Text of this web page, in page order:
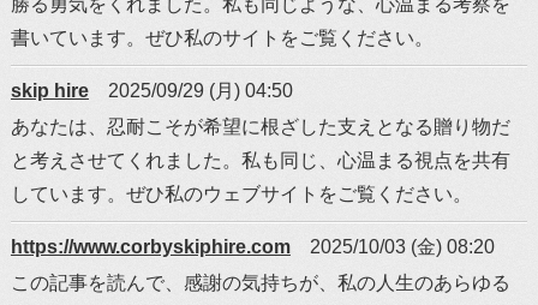
勝る勇気をくれました。私も同じような、心温まる考察を
書いています。ぜひ私のサイトをご覧ください。
skip hire
2025/09/29 (月) 04:50
あなたは、忍耐こそが希望に根ざした支えとなる贈り物だ
と考えさせてくれました。私も同じ、心温まる視点を共有
しています。ぜひ私のウェブサイトをご覧ください。
https://www.corbyskiphire.com
2025/10/03 (金) 08:20
この記事を読んで、感謝の気持ちが、私の人生のあらゆる